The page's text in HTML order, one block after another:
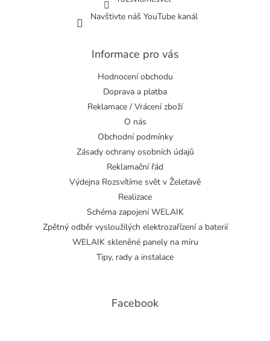
Navštivte náš YouTube kanál
Informace pro vás
Hodnocení obchodu
Doprava a platba
Reklamace / Vrácení zboží
O nás
Obchodní podmínky
Zásady ochrany osobních údajů
Reklamační řád
Výdejna Rozsvítíme svět v Želetavě
Realizace
Schéma zapojení WELAIK
Zpětný odběr vysloužilých elektrozařízení a baterií
WELAIK skleněné panely na míru
Tipy, rady a instalace
Facebook